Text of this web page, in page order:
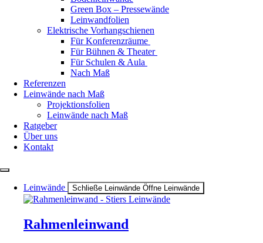
Green Box – Pressewände
Leinwandfolien
Elektrische Vorhangschienen
Für Konferenzräume
Für Bühnen & Theater
Für Schulen & Aula
Nach Maß
Referenzen
Leinwände nach Maß
Projektionsfolien
Leinwände nach Maß
Ratgeber
Über uns
Kontakt
Leinwände Schließe Leinwände Öffne Leinwände
Rahmenleinwand